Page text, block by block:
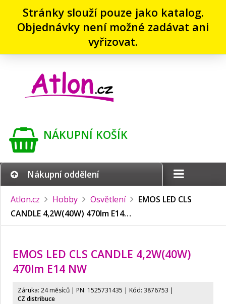
Stránky slouží pouze jako katalog.
Objednávky není možné zadávat ani
vyřizovat.
NÁKUPNÍ KOŠÍK
Nákupní oddělení
Atlon.cz Hobby Osvětlení
EMOS LED CLS
CANDLE 4,2W(40W) 470lm E14…
EMOS LED CLS CANDLE 4,2W(40W)
470lm E14 NW
Záruka: 24 měsíců | PN: 1525731435 | Kód: 3876753 |
CZ distribuce